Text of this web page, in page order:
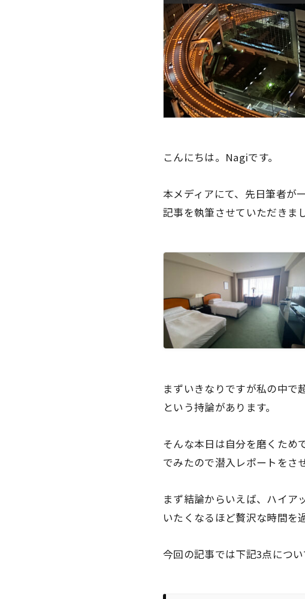
こんにちは。Nagiです。
本メディアにて、先日筆者が
記事を執筆させていただきま
まずいきなりですが私の中で
という持論があります。
そんな本日は自分を磨くため
でみたので潜入レポートをさ
まず結論からいえば、 ハイア
いたくなる ほど贅沢な時間を
今回の記事では下記3点につ